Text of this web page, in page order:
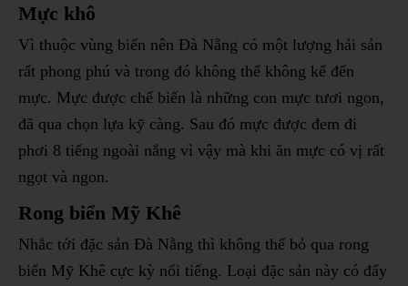
Mực khô
Vì thuộc vùng biển nên Đà Nẵng có một lượng hải sản
rất phong phú và trong đó không thể không kể đến
mực. Mực được chế biến là những con mực tươi ngon,
đã qua chọn lựa kỹ càng. Sau đó mực được đem đi
phơi 8 tiếng ngoài nắng vì vậy mà khi ăn mực có vị rất
ngọt và ngon.
Rong biển Mỹ Khê
Nhắc tới đặc sản Đà Nẵng thì không thể bỏ qua rong
biển Mỹ Khê cực kỳ nổi tiếng. Loại đặc sản này có đẩy